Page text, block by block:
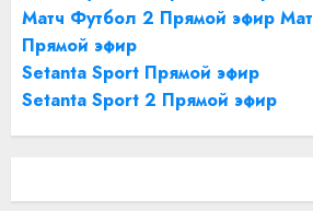
Матч Футбол 2 Прямой эфир
Прямой эфир
Setanta Sport Прямой эфир
Setanta Sport 2 Прямой эфир